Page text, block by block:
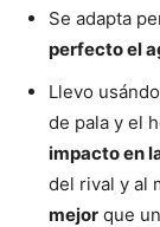
Se adapta
perfecto el
Llevo
de pala y el
impacto en
del rival y al
mejor que